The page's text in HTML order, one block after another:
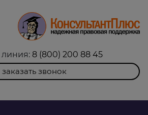
линия: 8 (800) 200 88 45
заказать звонок